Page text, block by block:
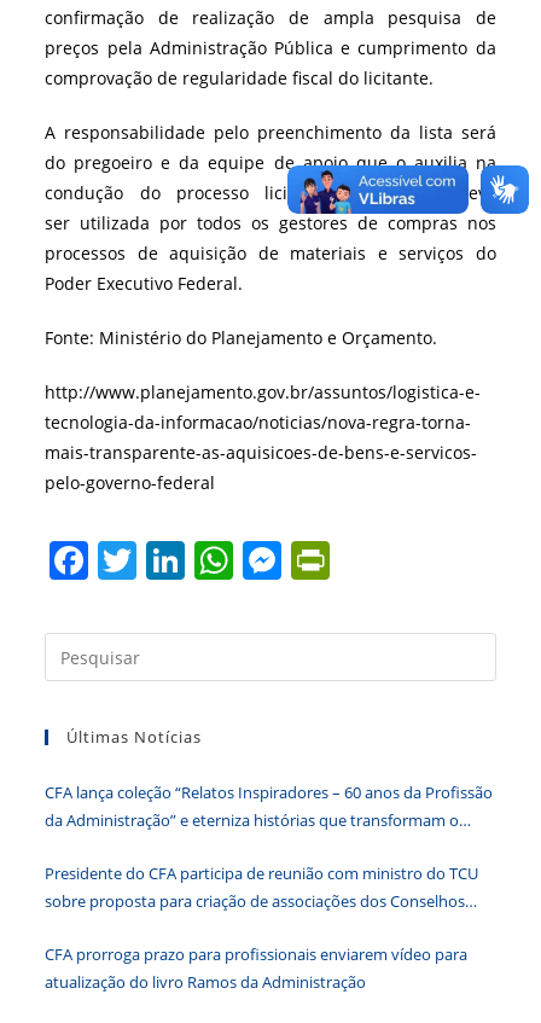
confirmação de realização de ampla pesquisa de
preços pela Administração Pública e cumprimento da
comprovação de regularidade fiscal do licitante.
A responsabilidade pelo preenchimento da lista será
do pregoeiro e da equipe de apoio que o auxilia na
condução do processo licitatório. A norma deve
ser utilizada por todos os gestores de compras nos
processos de aquisição de materiais e serviços do
Poder Executivo Federal.
Fonte: Ministério do Planejamento e Orçamento.
http://www.planejamento.gov.br/assuntos/logistica-e-
tecnologia-da-informacao/noticias/nova-regra-torna-
mais-transparente-as-aquisicoes-de-bens-e-servicos-
pelo-governo-federal
F
c
e
o
o
k
T
itt
er
Li
k
e
n
W
at
s
p
M
ss
e
er
tF
ri
dl
y
a
Últimas Notícias
CFA lança coleção “Relatos Inspiradores – 60 anos da Profissão
da Administração” e eterniza histórias que transformam o
Presidente do CFA participa de reunião com ministro do TCU
sobre proposta para criação de associações dos Conselhos
CFA prorroga prazo para profissionais enviarem vídeo para
atualização do livro Ramos da Administração